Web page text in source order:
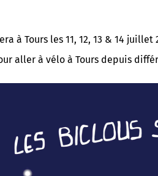
à Tours les 11, 12, 13 & 14
aller à vélo à Tours depuis